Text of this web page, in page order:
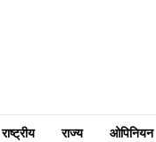
राष्ट्रीय राज्य ओपिनियन